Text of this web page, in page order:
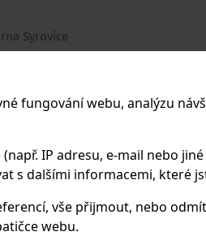
fungování webu, analýzu
IP adresu, e-mail nebo
s dalšími informacemi, které
vše přijmout, nebo
webu.
Syrovice